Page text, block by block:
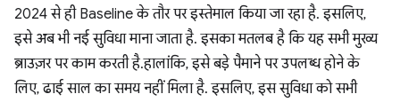
2024 से ही Baseline के तौर पर इस्तेमाल किया जा रहा है. इसलिए,
इसे अब भी नई सुविधा माना जाता है. इसका मतलब है कि यह सभी मुख्य
ब्राउज़र पर काम करती है.हालांकि, इसे बड़े पैमाने पर उपलब्ध होने के
लिए, ढाई साल का समय नहीं मिला है. इसलिए, इस सुविधा को सभी